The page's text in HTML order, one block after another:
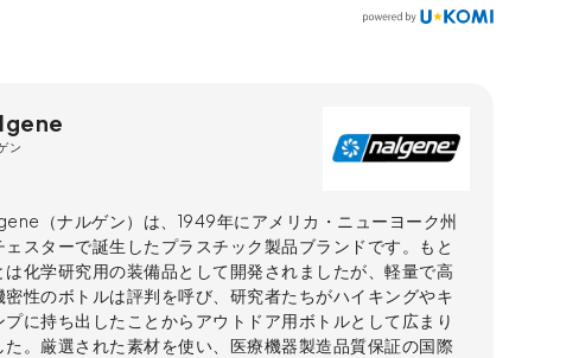
ン
（ナルゲン）は、1949年にアメリカ・ニューヨーク州
ェスターで誕生したプラスチック製品ブランドです。もと
は化学研究用の装備品として開発されましたが、軽量で高
密性のボトルは評判を呼び、研究者たちがハイキングやキ
プに持ち出したことからアウトドア用ボトルとして広まり
た。厳選された素材を使い、医療機器製造品質保証の国際